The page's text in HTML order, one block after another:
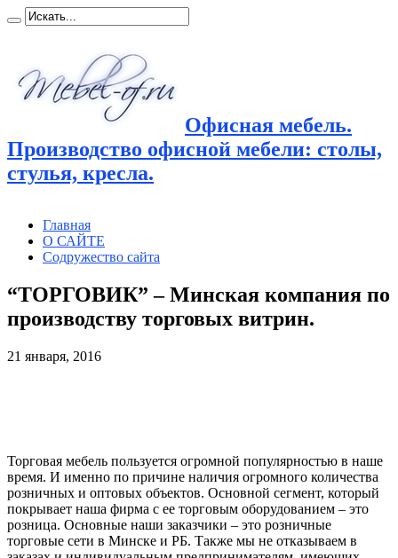
Офисная мебель.
Производство офисной мебели: столы,
стулья, кресла.
Главная
О САЙТЕ
Содружество сайта
“ТОРГОВИК” – Минская компания по
производству торговых витрин.
21 января, 2016
Торговая мебель пользуется огромной популярностью в наше
время. И именно по причине наличия огромного количества
розничных и оптовых объектов. Основной сегмент, который
покрывает наша фирма с ее торговым оборудованием – это
розница. Основные наши заказчики – это розничные
торговые сети в Минске и РБ. Также мы не отказываем в